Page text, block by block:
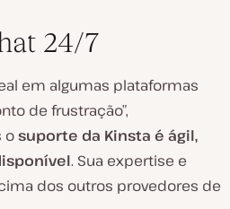
24/7
em algumas plataformas
de frustração”,
osuporte da Kinsta é ágil,
. Sua expertise e
dos outros provedores de